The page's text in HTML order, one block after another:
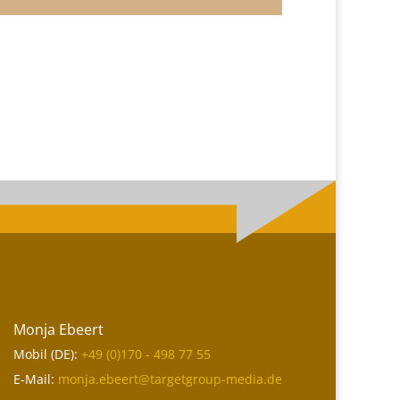
Monja Ebeert
Mobil (DE): +49 (0)170 - 498 77 55
E-Mail: monja.ebeert@targetgroup-media.de